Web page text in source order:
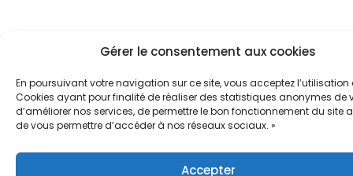
Gérer le consentement aux cookies
En poursuivant votre navigation sur ce site, vous acceptez l’utilisation
Cookies ayant pour finalité de réaliser des statistiques anonymes de
d’améliorer nos services, de permettre le bon fonctionnement du site
de vous permettre d’accéder à nos réseaux sociaux. »
Accepter